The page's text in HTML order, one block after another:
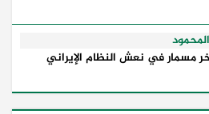
مسمار في نعش النظام الإيراني